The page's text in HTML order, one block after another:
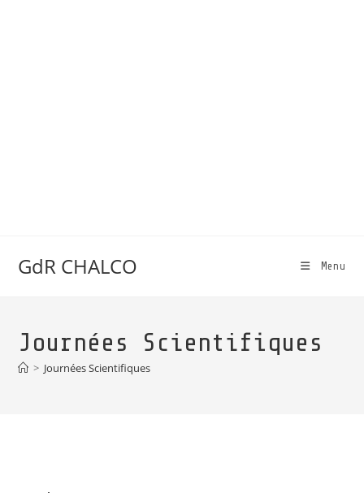
GdR CHALCO Menu
Journées Scientifiques
> Journées Scientifiques